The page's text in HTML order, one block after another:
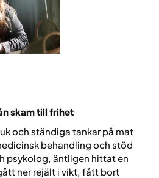
skam till frihet
och ständiga tankar på mat
behandling och stöd
psykolog, äntligen hittat en
ner rejält i vikt, fått bort